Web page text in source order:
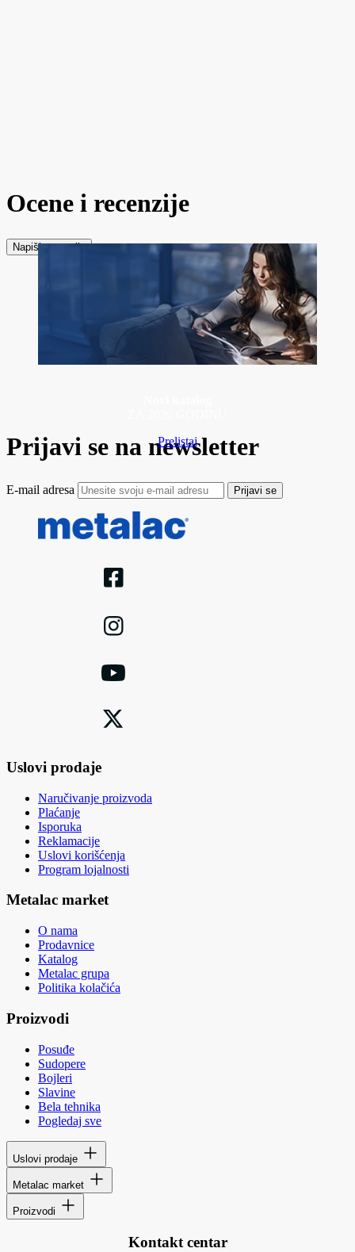
Ocene i recenzije
Napiši recenziju
Prelistaj
Prijavi se na newsletter
E-mail adresa Prijavi se
Uslovi prodaje
Naručivanje proizvoda
Plaćanje
Isporuka
Reklamacije
Uslovi korišćenja
Program lojalnosti
Metalac market
O nama
Prodavnice
Katalog
Metalac grupa
Politika kolačića
Proizvodi
Posuđe
Sudopere
Bojleri
Slavine
Bela tehnika
Pogledaj sve
Uslovi prodaje
Metalac market
Proizvodi
Kontakt centar